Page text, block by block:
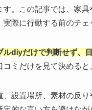
す。この記事では、家
際に行動する前のチェ
ルdiyだけで判断せず、
コミだけを見て決める
、設置場所、素材の反